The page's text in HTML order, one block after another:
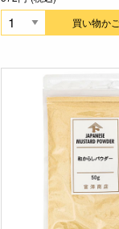
買い物か